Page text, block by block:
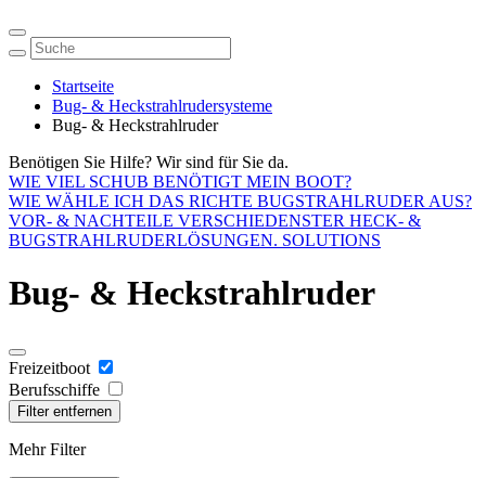
Startseite
Bug- & Heckstrahlrudersysteme
Bug- & Heckstrahlruder
Benötigen Sie Hilfe? Wir sind für Sie da.
WIE VIEL SCHUB BENÖTIGT MEIN BOOT?
WIE WÄHLE ICH DAS RICHTE BUGSTRAHLRUDER AUS?
VOR- & NACHTEILE VERSCHIEDENSTER HECK- &
BUGSTRAHLRUDERLÖSUNGEN. SOLUTIONS
Bug- & Heckstrahlruder
Freizeitboot
Berufsschiffe
Filter entfernen
Mehr Filter